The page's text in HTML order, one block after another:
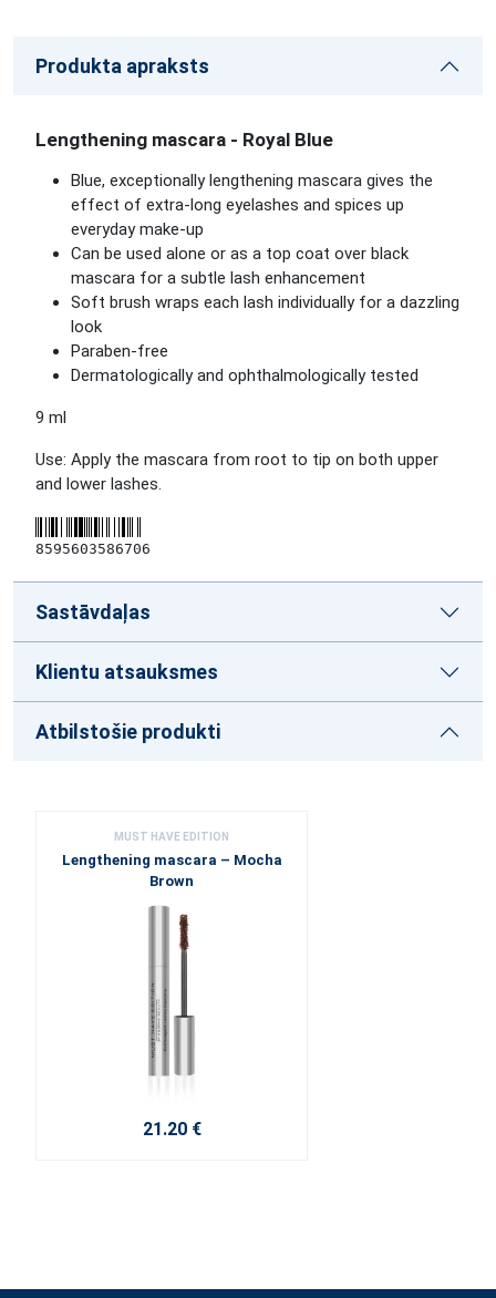
Produkta apraksts
Lengthening mascara - Royal Blue
Blue, exceptionally lengthening mascara gives the
effect of extra-long eyelashes and spices up
everyday make-up
Can be used alone or as a top coat over black
mascara for a subtle lash enhancement
Soft brush wraps each lash individually for a dazzling
look
Paraben-free
Dermatologically and ophthalmologically tested
9 ml
Use: Apply the mascara from root to tip on both upper
and lower lashes.
8595603586706
Sastāvdaļas
Klientu atsauksmes
Atbilstošie produkti
MUST HAVE EDITION
Lengthening mascara – Mocha
Brown
21.20 €